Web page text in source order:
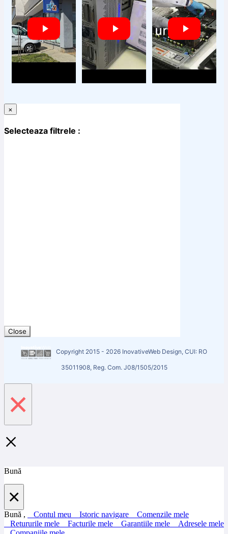
×
Selecteaza filtrele :
Close
Copyright 2015 - 2026 InovativeWeb Design, CUI: RO
35011908, Reg. Com. J08/1505/2015
×
×
Bună
×
Bună , Contul meu Istoric navigare
Comenzile mele
Retururile mele
Facturile mele Garantiile mele
Adresele mele